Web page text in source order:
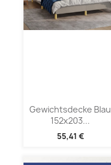
Gewichtsdecke Blau
152x203...
55,41 €